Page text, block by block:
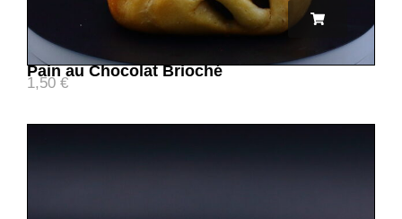
Pain au Chocolat Brioché
1,50 €